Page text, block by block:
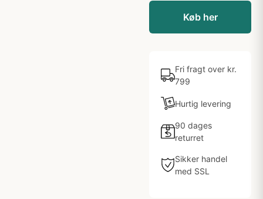
Køb her
Fri fragt over kr.
799
Hurtig levering
90 dages
returret
Sikker handel
med SSL